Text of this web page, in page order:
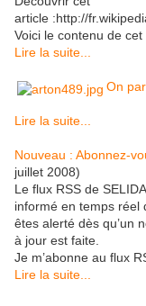
article :http://
Voici le contenu de
Lire la suite...
On
Lire la suite...
Nouveau : Abonnez-
juillet 2008)
Le flux RSS de
informé en temps réel
êtes alerté dès qu’un
à jour est faite.
Je m’abonne au flux
Lire la suite...